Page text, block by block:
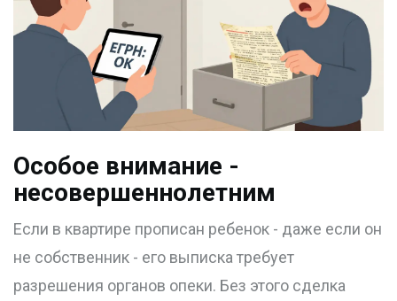
Особое внимание -
несовершеннолетним
Если в квартире прописан ребенок - даже если он
не собственник - его выписка требует
разрешения органов опеки. Без этого сделка